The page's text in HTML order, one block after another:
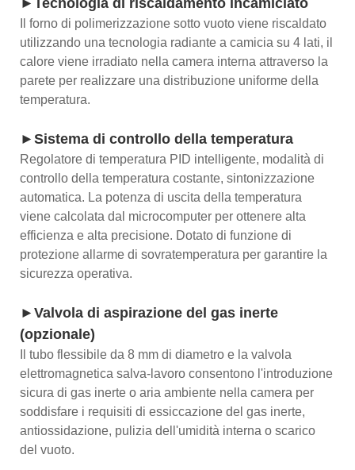
Il forno di polimerizzazione sotto vuoto viene riscaldato
utilizzando una tecnologia radiante a camicia su 4 lati, il
calore viene irradiato nella camera interna attraverso la
parete per realizzare una distribuzione uniforme della
temperatura.
►Sistema di controllo della temperatura
Regolatore di temperatura PID intelligente, modalità di
controllo della temperatura costante, sintonizzazione
automatica. La potenza di uscita della temperatura
viene calcolata dal microcomputer per ottenere alta
efficienza e alta precisione. Dotato di funzione di
protezione allarme di sovratemperatura per garantire la
sicurezza operativa.
►Valvola di aspirazione del gas inerte
(opzionale)
Il tubo flessibile da 8 mm di diametro e la valvola
elettromagnetica salva-lavoro consentono l'introduzione
sicura di gas inerte o aria ambiente nella camera per
soddisfare i requisiti di essiccazione del gas inerte,
antiossidazione, pulizia dell'umidità interna o scarico
del vuoto.